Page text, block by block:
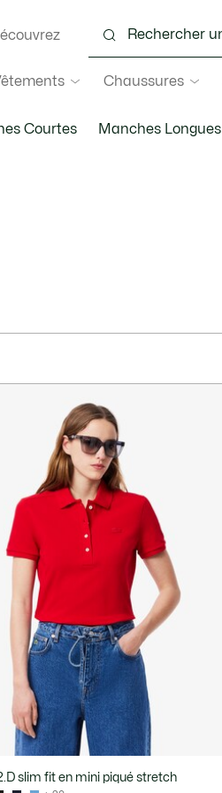
Chaussures
Courtes Manches Longues
slim fit en mini piqué stretch